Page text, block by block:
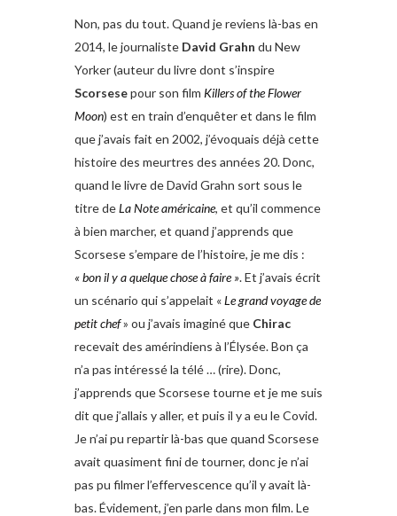
Non, pas du tout. Quand je reviens là-bas en
2014, le journaliste David Grahn du New
Yorker (auteur du livre dont s’inspire
Scorsesepour son film Killers of the Flower
Moon) est en train d’enquêter et dans le film
que j’avais fait en 2002, j’évoquais déjà cette
histoire des meurtres des années 20. Donc,
quand le livre de David Grahn sort sous le
titre deLa Note américaine, et qu’il commence
à bien marcher, et quand j’apprends que
Scorsese s’empare de l’histoire, je me dis :
« bon il y a quelque chose à faire ». Et j’avais écrit
un scénario qui s’appelait «Le grand voyage de
petit chef» ou j’avais imaginé que Chirac
recevait des amérindiens à l’Élysée. Bon ça
n’a pas intéressé la télé … (rire). Donc,
j’apprends que Scorsese tourne et je me suis
dit que j’allais y aller, et puis il y a eu le Covid.
Je n’ai pu repartir là-bas que quand Scorsese
avait quasiment fini de tourner, donc je n’ai
pas pu filmer l’effervescence qu’il y avait là-
bas. Évidement, j’en parle dans mon film. Le